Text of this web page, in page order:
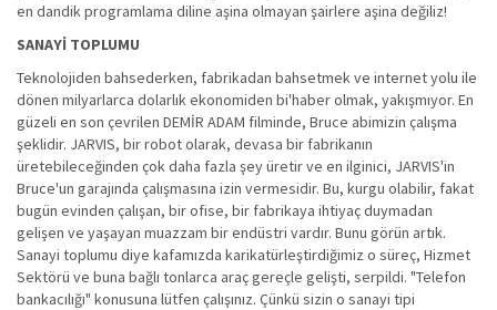
en dandik programlama diline aşina olmayan şairlere aşina değiliz!
SANAYİ TOPLUMU
Teknolojiden bahsederken, fabrikadan bahsetmek ve internet yolu ile
dönen milyarlarca dolarlık ekonomiden bi'haber olmak, yakışmıyor. En
güzeli en son çevrilen DEMİR ADAM filminde, Bruce abimizin çalışma
şeklidir. JARVIS, bir robot olarak, devasa bir fabrikanın
üretebileceğinden çok daha fazla şey üretir ve en ilginici, JARVIS'in
Bruce'un garajında çalışmasına izin vermesidir. Bu, kurgu olabilir, fakat
bugün evinden çalışan, bir ofise, bir fabrikaya ihtiyaç duymadan
gelişen ve yaşayan muazzam bir endüstri vardır. Bunu görün artık.
Sanayi toplumu diye kafamızda karikatürleştirdiğimiz o süreç, Hizmet
Sektörü ve buna bağlı tonlarca araç gereçle gelişti, serpildi. "Telefon
bankacılığı" konusuna lütfen çalışınız. Çünkü sizin o sanayi tipi